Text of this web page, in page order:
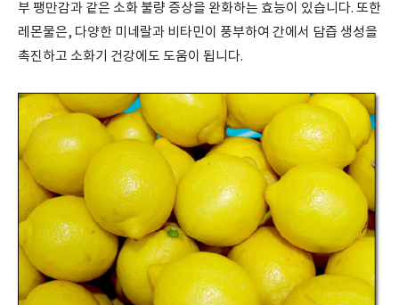
부 팽만감과 같은 소화 불량 증상을 완화하는 효능이 있습니다. 또한
레몬물은, 다양한 미네랄과 비타민이 풍부하여 간에서 담즙 생성을
촉진하고 소화기 건강에도 도움이 됩니다.